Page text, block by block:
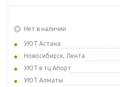
Нет в наличии
УЮТ Астана
Новосибирск, Лента
УЮТ в тц Апорт
УЮТ Алматы